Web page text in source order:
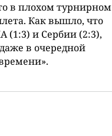
в плохом турнирном
Как вышло, что
(1:3) и Сербии (2:3),
в очередной